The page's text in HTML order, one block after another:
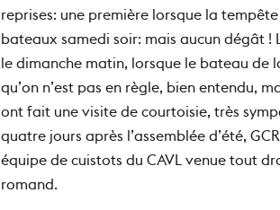
reprises: une première lorsque la
bateaux samedi soir: mais aucun dégât
le dimanche matin, lorsque le bateau de
qu’on n’est pas en règle, bien entendu,
ont fait une visite de courtoisie, très
quatre jours après l’assemblée d’été,
équipe de cuistots du CAVL venue tout
romand.